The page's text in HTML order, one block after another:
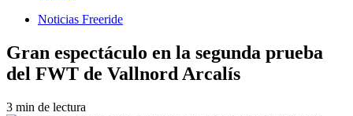
Noticias Freeride
Gran espectáculo en la segunda prueba
del FWT de Vallnord Arcalís
3 min de lectura